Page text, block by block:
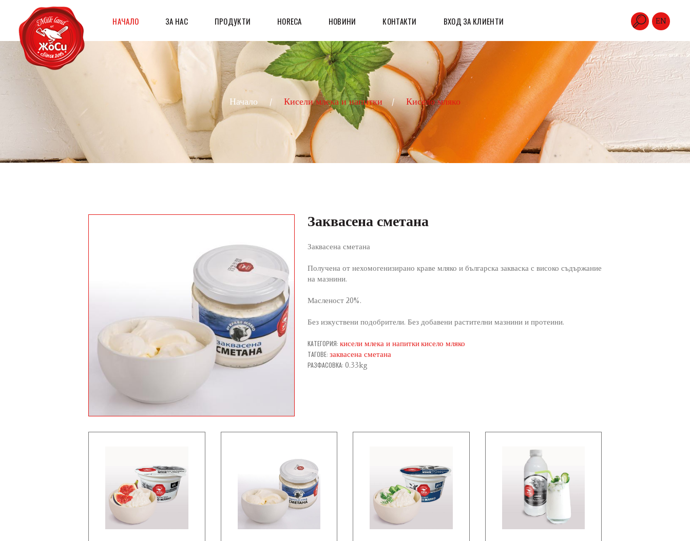
EN
НАЧАЛО ЗА НАС ПРОДУКТИ HORECA НОВИНИ КОНТАКТИ ВХОД ЗА КЛИЕНТИ
Начало Кисели млека и напитки Кисело мляко
Заквасена сметана
Заквасена сметана
Получена от нехомогенизирано краве мляко и българска закваска с високо съдържание
на мазнини.
Масленост 20%.
Без изкуствени подобрители. Без добавени растителни мазнини и протеини.
КАТЕГОРИЯ: кисели млека и напиткикисело мляко
ТАГОВЕ: заквасена сметана
РАЗФАСОВКА: 0.33kg